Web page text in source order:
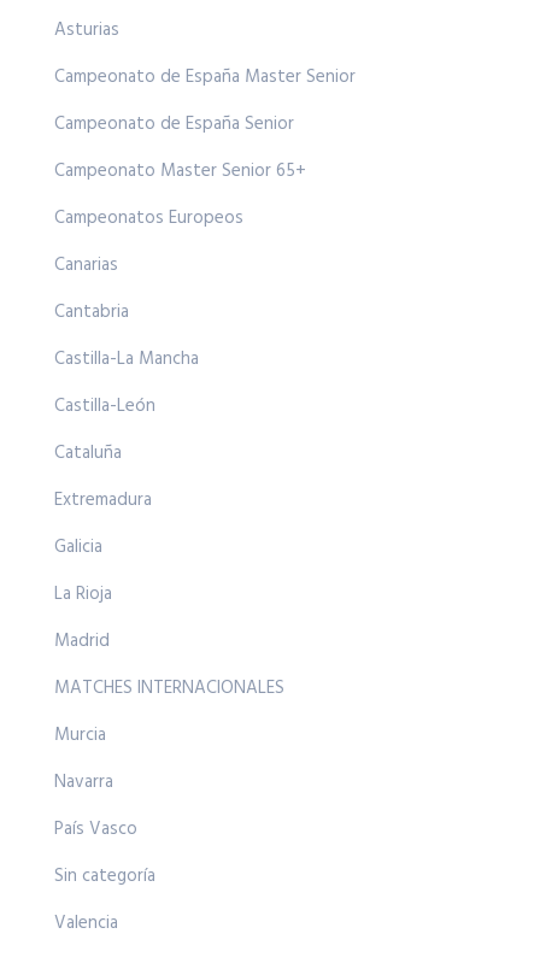
Asturias
Campeonato de España Master Senior
Campeonato de España Senior
Campeonato Master Senior 65+
Campeonatos Europeos
Canarias
Cantabria
Castilla-La Mancha
Castilla-León
Cataluña
Extremadura
Galicia
La Rioja
Madrid
MATCHES INTERNACIONALES
Murcia
Navarra
País Vasco
Sin categoría
Valencia